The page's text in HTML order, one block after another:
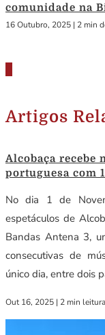
comunidade na
16 Outubro, 2025 | 2 min
Artigos
Alcobaça recebe
portuguesa com
No dia 1 de
espetáculos de
Bandas Antena 3,
consecutivas de
único dia, entre dois
Out 16, 2025 | 2 min leitura